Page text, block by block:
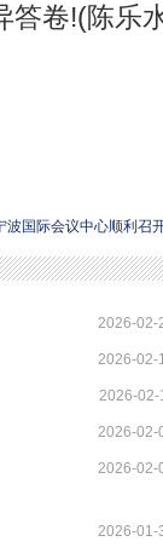
答卷!(陈乐
波国际会议中心顺利召
2026-02-
2026-02-
2026-02-
2026-02-
2026-02-
2026-01-